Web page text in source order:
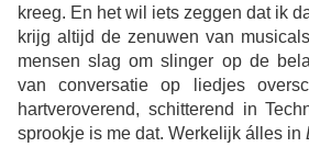
kreeg. En het wil iets zeggen dat ik
krijg altijd de zenuwen van
mensen slag om slinger op de
van conversatie op liedjes
hartveroverend, schitterend in
sprookje is me dat. Werkelijk álles in